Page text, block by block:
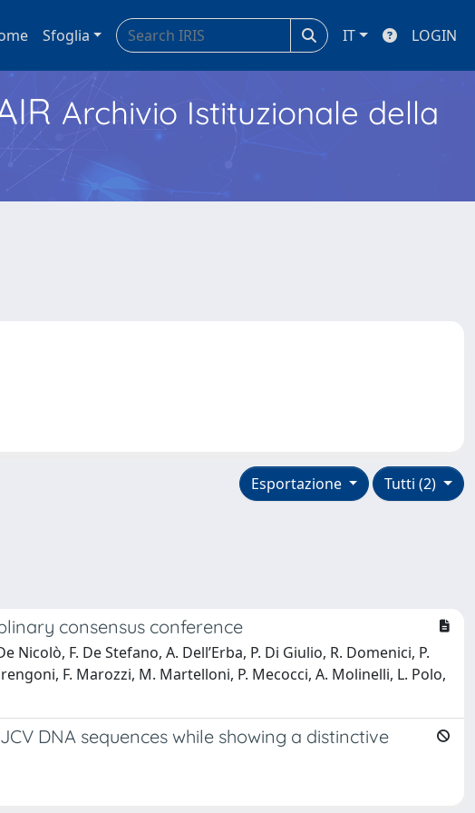
Sfoglia IT LOGIN
Archivio Istituzionale della
Tutti (2)
Esportazione
consensus conference
F. De Stefano, A. Dell’Erba, P. Di Giulio, R. Domenici, P.
F. Marozzi, M. Martelloni, P. Mecocci, A. Molinelli, L. Polo,
DNA sequences while showing a distinctive